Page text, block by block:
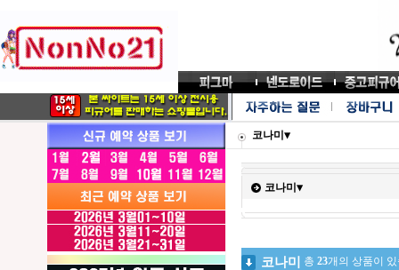
코나미▼
코나미▼
코나미 총 23개의 상품이